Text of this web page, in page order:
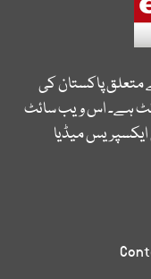
متعلق پاکستان کی
ہے۔ اس ویب سائٹ
میڈیا